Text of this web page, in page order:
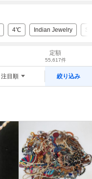
4℃ Indian Jewelry
定額
55,617件
注目順 絞り込み